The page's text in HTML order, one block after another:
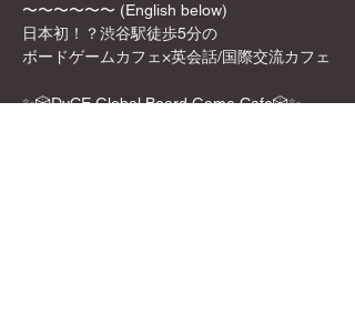
〜〜〜〜〜〜 (English below)
日本初！？渋谷駅徒歩5分の
ボードゲームカフェ×英会話/国際交流カフェ
✨🎲DyCE Global Board Game Cafe🎲✨